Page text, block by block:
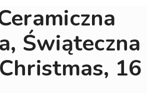
Świąteczna
16